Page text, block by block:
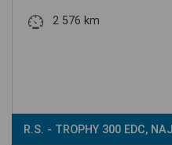
2 576 km
R.S. - TROPHY 300 EDC,